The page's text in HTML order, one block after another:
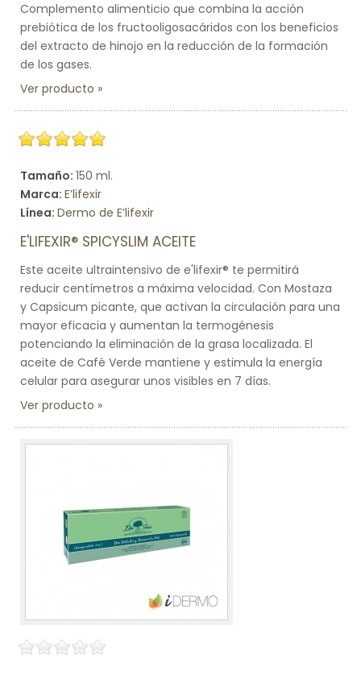
Complemento alimenticio que combina la acción
prebiótica de los fructooligosacáridos con los beneficios
del extracto de hinojo en la reducción de la formación
de los gases.
Ver producto
Tamaño: 150 ml.
Marca: E’lifexir
Línea: Dermo de E’lifexir
E'LIFEXIR® SPICYSLIM ACEITE
Este aceite ultraintensivo de e'lifexir® te permitirá
reducir centímetros a máxima velocidad. Con Mostaza
y Capsicum picante, que activan la circulación para una
mayor eficacia y aumentan la termogénesis
potenciando la eliminación de la grasa localizada. El
aceite de Café Verde mantiene y estimula la energía
celular para asegurar unos visibles en 7 días.
Ver producto